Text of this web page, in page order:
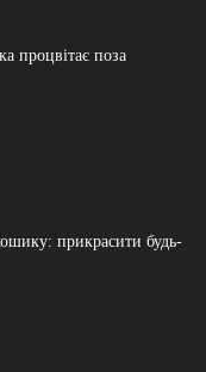
процвітає поза
прикрасити будь-